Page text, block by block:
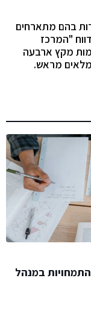
בהם מתארחים
"המרכז
יחסי ציבור" על 138 הרשמות מקץ ארבעה
מלאים מראש.
במנהל